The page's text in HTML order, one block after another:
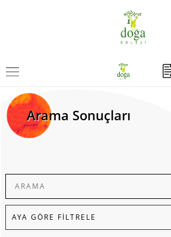
Arama Sonuçları